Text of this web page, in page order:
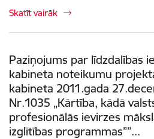
Skatīt vairāk
Paziņojums par līdzdalības
kabineta noteikumu
kabineta 2011.gada
Nr.1035 „Kārtība, kādā
profesionālās ievirzes
izglītības programmas””...